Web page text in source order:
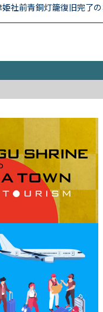
姫社前青銅灯籠復旧完了